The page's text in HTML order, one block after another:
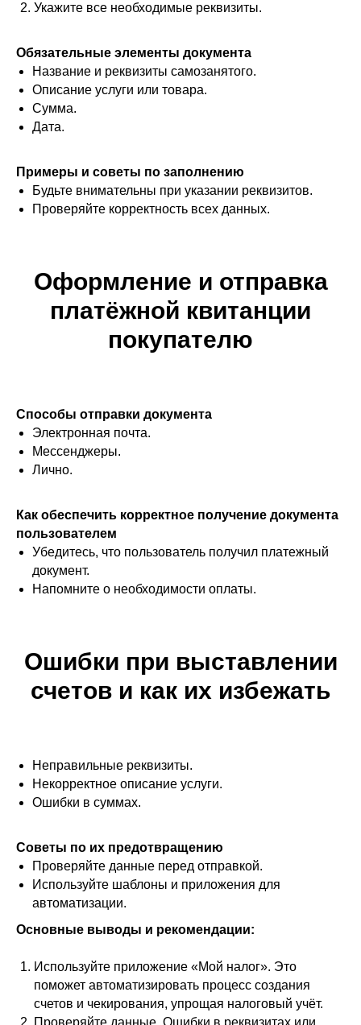
Укажите все необходимые реквизиты.
Обязательные элементы документа
Название и реквизиты самозанятого.
Описание услуги или товара.
Сумма.
Дата.
Примеры и советы по заполнению
Будьте внимательны при указании реквизитов.
Проверяйте корректность всех данных.
Оформление и отправка
платёжной квитанции
покупателю
Способы отправки документа
Электронная почта.
Мессенджеры.
Лично.
Как обеспечить корректное получение документа
пользователем
Убедитесь, что пользователь получил платежный
документ.
Напомните о необходимости оплаты.
Ошибки при выставлении
счетов и как их избежать
Неправильные реквизиты.
Некорректное описание услуги.
Ошибки в суммах.
Советы по их предотвращению
Проверяйте данные перед отправкой.
Используйте шаблоны и приложения для
автоматизации.
Основные выводы и рекомендации:
Используйте приложение «Мой налог». Это
поможет автоматизировать процесс создания
счетов и чекирования, упрощая налоговый учёт.
Проверяйте данные. Ошибки в реквизитах или
Партнёрская программа
Подписаться
ПРОДУКТЫ
Платёжная система
социальных сетях
Приём платежей для
Для самозанятых
ООО«Лидпэй
АО«Лидпэй»
ИНН 5262394665
ОГРН 1245200006952
г. Нижний Новгород ул. Ошарская, д.
95 помещ. П 3, каб. 5/2
Договор оферты
Политика конфиденциальности
Команда
Для онлайн-школ
Онлайн-кассы
Для ИП
Платежи в
рассрочку
Платежи в чат-ботах